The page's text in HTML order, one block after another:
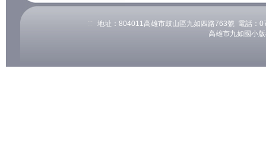
:::
地址：804011高雄市鼓山區九如四路763號 電話：
高雄市九如國小